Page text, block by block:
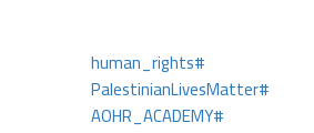
#human_rights
#PalestinianLivesMatter
#AOHR_ACADEMY